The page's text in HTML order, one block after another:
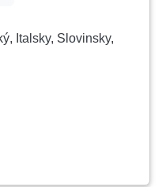
Italsky, Slovinsky,